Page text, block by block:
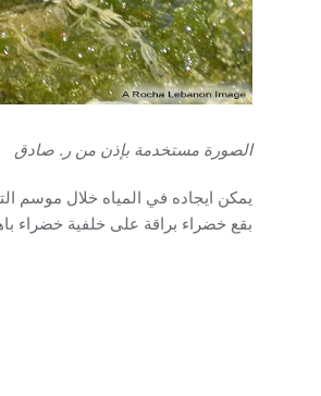
الصورة مستخدمة بإذن من ر. صادق
يمكن ايجاده في المياه خلال موسم
بقع خضراء براقة على خلفية خضراء